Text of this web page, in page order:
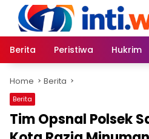
content
Berita
Peristiwa Hukrim
Home Berita
Berita
Tim Opsnal Polsek